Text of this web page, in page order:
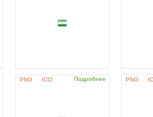
PNG ICO Подробнее PNG